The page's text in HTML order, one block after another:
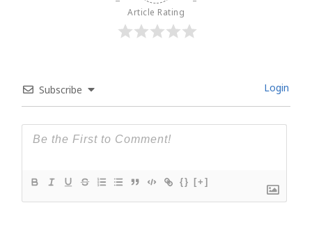
Article Rating
Subscribe Login
{} [+]